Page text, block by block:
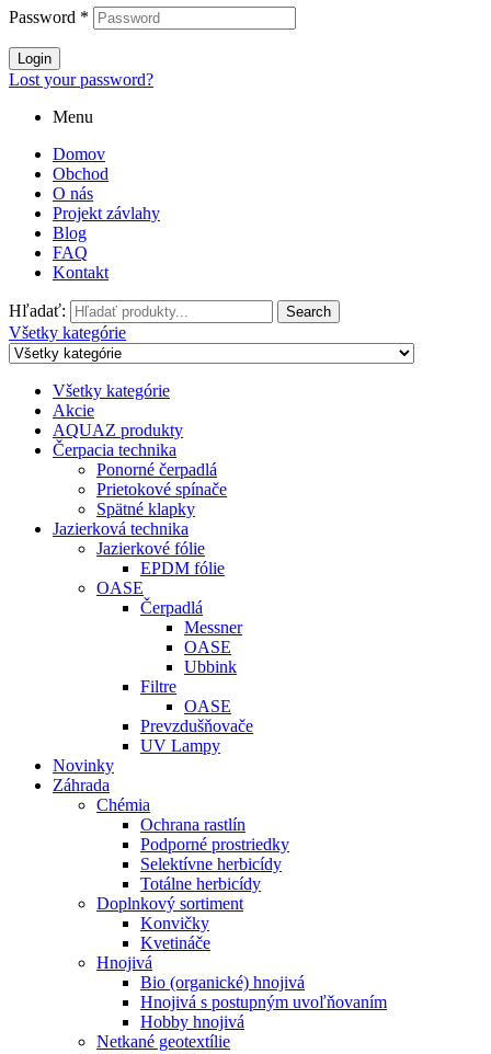
Password *
Login
Lost your password?
Menu
Domov
Obchod
O nás
Projekt závlahy
Blog
FAQ
Kontakt
Hľadať: Search
Všetky kategórie
Všetky kategórie
Akcie
AQUAZ produkty
Čerpacia technika
Ponorné čerpadlá
Prietokové spínače
Spätné klapky
Jazierková technika
Jazierkové fólie
EPDM fólie
OASE
Čerpadlá
Messner
OASE
Ubbink
Filtre
OASE
Prevzdušňovače
UV Lampy
Novinky
Záhrada
Chémia
Ochrana rastlín
Podporné prostriedky
Selektívne herbicídy
Totálne herbicídy
Doplnkový sortiment
Konvičky
Kvetináče
Hnojivá
Bio (organické) hnojivá
Hnojivá s postupným uvoľňovaním
Hobby hnojivá
Netkané geotextílie